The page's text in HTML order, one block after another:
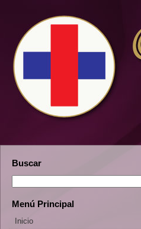
Buscar
Menú Principal
Inicio